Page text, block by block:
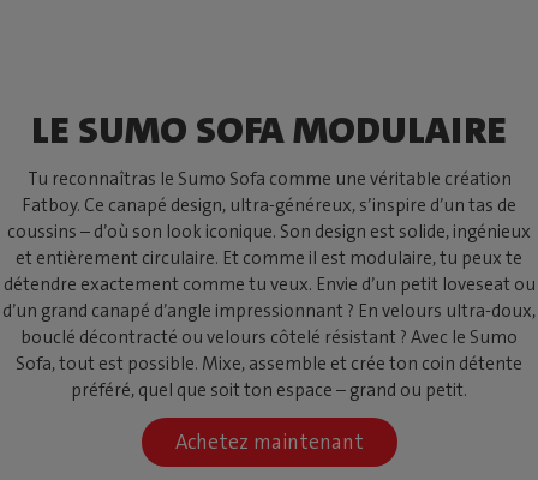
LE SUMO SOFA MODULAIRE
Tu reconnaîtras le Sumo Sofa comme une véritable création
Fatboy. Ce canapé design, ultra-généreux, s’inspire d’un tas de
coussins – d’où son look iconique. Son design est solide, ingénieux
et entièrement circulaire. Et comme il est modulaire, tu peux te
détendre exactement comme tu veux. Envie d’un petit loveseat ou
d’un grand canapé d’angle impressionnant ? En velours ultra-doux,
bouclé décontracté ou velours côtelé résistant ? Avec le Sumo
Sofa, tout est possible. Mixe, assemble et crée ton coin détente
préféré, quel que soit ton espace – grand ou petit.
Achetez maintenant